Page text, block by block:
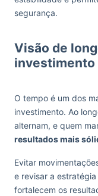
segurança.
Visão de
investimento
O tempo é um dos
investimento. Ao
alternam, e quem
resultados mais
Evitar
e revisar a
fortalecem os